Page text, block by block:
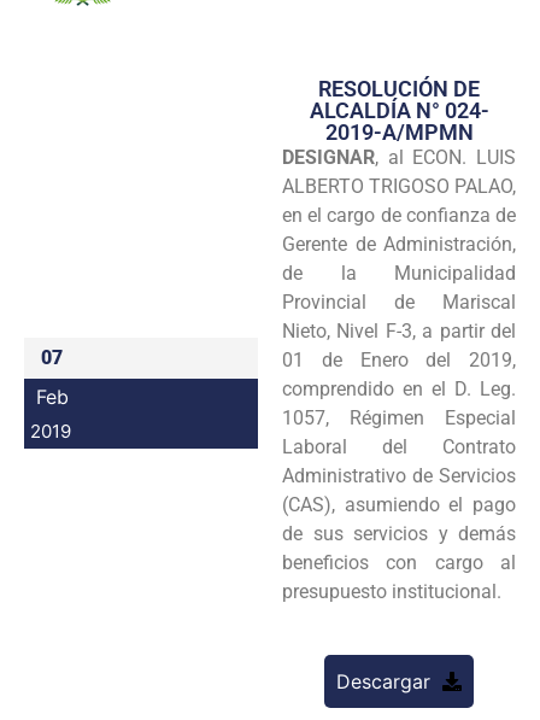
Transparencia
Seguridad
Programas
Intranet
07
Feb
2019
RESOLUCIÓN DE
ALCALDÍA N° 024-
2019-A/MPMN
DESIGNAR, al ECON. LUIS
ALBERTO TRIGOSO PALAO,
en el cargo de confianza de
Gerente de Administración,
de la Municipalidad
Provincial de Mariscal
Nieto, Nivel F-3, a partir del
01 de Enero del 2019,
comprendido en el D. Leg.
1057, Régimen Especial
Laboral del Contrato
Administrativo de Servicios
(CAS), asumiendo el pago
de sus servicios y demás
beneficios con cargo al
presupuesto institucional.
Descargar